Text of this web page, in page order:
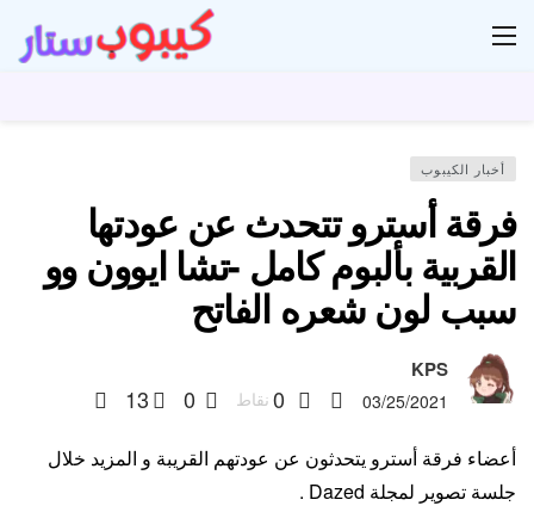
أخبار الكيبوب
فرقة أسترو تتحدث عن عودتها
القربية بألبوم كامل -تشا ايوون وو
سبب لون شعره الفاتح
KPS
03/25/2021
0 نقاط 0
13
أعضاء فرقة أسترو يتحدثون عن عودتهم القريبة و المزيد خلال
جلسة تصوير لمجلة Dazed .